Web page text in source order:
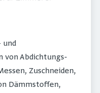
und
von Abdichtungs-
Zuschneiden,
Dämmstoffen,